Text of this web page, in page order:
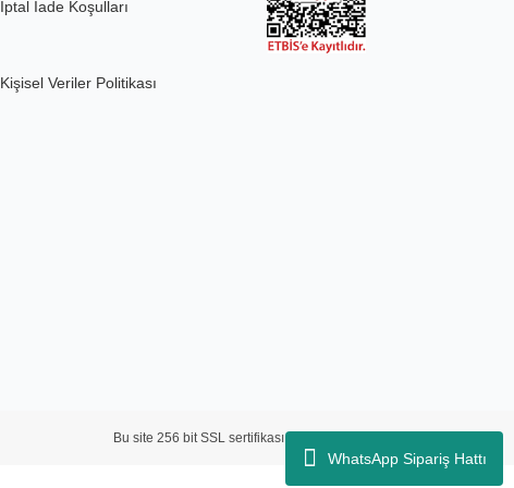
WhatsApp Sipariş Hattı
İptal İade Koşulları
Kişisel Veriler Politikası
Bu site 256 bit SSL sertifikası ve 3D güvenlik ile korunmaktadır.